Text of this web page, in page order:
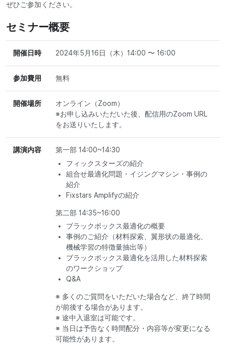
ぜひご参加ください。
セミナー概要
開催日時 2024年5月16日（木）14:00 〜 16:00
参加費用 無料
開催場所
オンライン（Zoom）
※お申し込みいただいた後、配信用のZoom URL
をお送りいたします。
講演内容
第一部 14:00~14:30
フィックスターズの紹介
組合せ最適化問題・イジングマシン・事例の
紹介
Fixstars Amplifyの紹介
第二部 14:35~16:00
ブラックボックス最適化の概要
事例のご紹介（材料探索、翼形状の最適化、
機械学習の特徴量抽出等）
ブラックボックス最適化を活用した材料探索
のワークショップ
Q&A
※ 多くのご質問をいただいた場合など、終了時間
が前後する場合があります。
※ 途中入退室は可能です。
※ 当日は予告なく時間配分・内容等が変更になる
可能性があります。